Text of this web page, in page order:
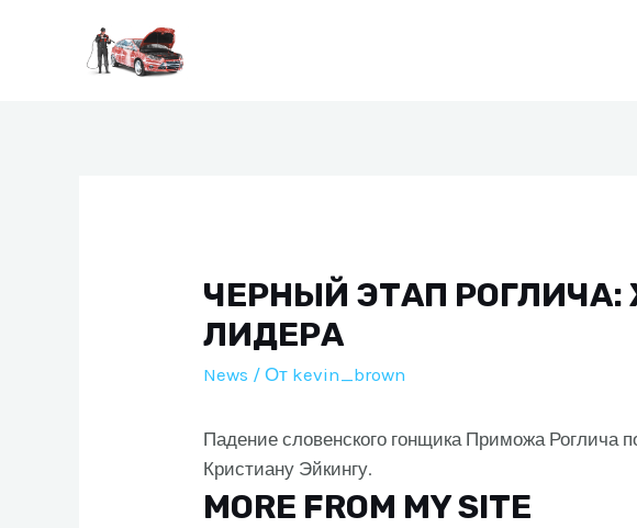
содержимому
ЧЕРНЫЙ ЭТАП
ЛИДЕРА
News / От kevin_brown
Падение словенского гонщика Приможа Роглича
Кристиану Эйкингу.
MORE FROM MY SITE